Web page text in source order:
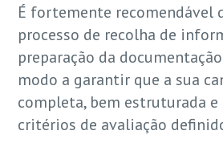
É fortemente recomendável
processo de recolha de
preparação da
modo a garantir que a sua
completa, bem estruturada
critérios de avaliação